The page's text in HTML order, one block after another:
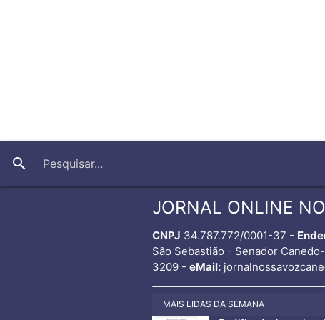
search
JORNAL ONLINE
CNPJ 34.787.772/0001-37 -
São Sebastião - Senador
3209 - eMail:
MAIS LIDAS DA SEMANA